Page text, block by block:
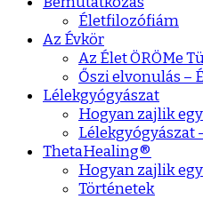
Életfilozófiám
Az Évkör
Az Élet ÖRÖMe
Őszi elvonulás –
Lélekgyógyászat
Hogyan zajlik
Lélekgyógyászat
ThetaHealing®
Hogyan zajlik
Történetek